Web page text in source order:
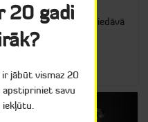
Tabakas studija piedāvā
atlaidi līdz 40%
20 gadi
jābūt vismaz 20
apstipriniet savu
iekļūtu.